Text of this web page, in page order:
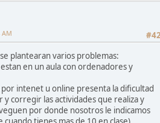
AM
plantearan varios problemas:
en un aula con ordenadores y
intenet u online presenta la dificultad
corregir las actividades que realiza y
por donde nosotros le indicamos